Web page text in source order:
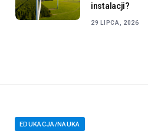
instalacji?
29 LIPCA, 2026
EDUKACJA/NAUKA